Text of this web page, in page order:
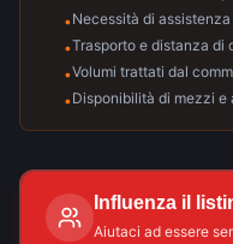
•Necessità di
•Trasporto e distanza di
•Volumi trattati dal
•Disponibilità di mezzi
Influenza il
Aiutaci ad essere